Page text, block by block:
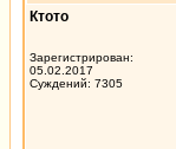
Ктото
Зарегистрирован:
05.02.2017
Суждений: 7305